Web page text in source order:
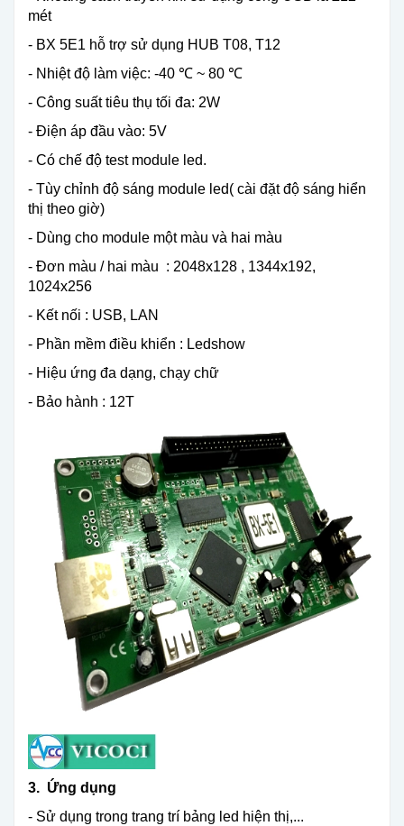
mét
- BX 5E1 hỗ trợ sử dụng HUB T08, T12
- Nhiệt độ làm việc: -40 ℃ ~ 80 ℃
- Công suất tiêu thụ tối đa: 2W
- Điện áp đầu vào: 5V
- Có chế độ test module led.
- Tùy chỉnh độ sáng module led( cài đặt độ sáng hiển
thị theo giờ)
- Dùng cho module một màu và hai màu
- Đơn màu / hai màu : 2048x128 , 1344x192,
1024x256
- Kết nối : USB, LAN
- Phần mềm điều khiển : Ledshow
- Hiệu ứng đa dạng, chạy chữ
- Bảo hành : 12T
3. Ứng dụng
- Sử dụng trong trang trí bảng led hiện thị,...